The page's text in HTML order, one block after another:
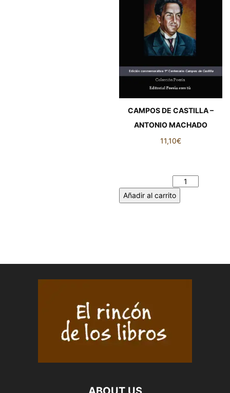
CAMPOS DE CASTILLA –
ANTONIO MACHADO
11,10€
Añadir al carrito